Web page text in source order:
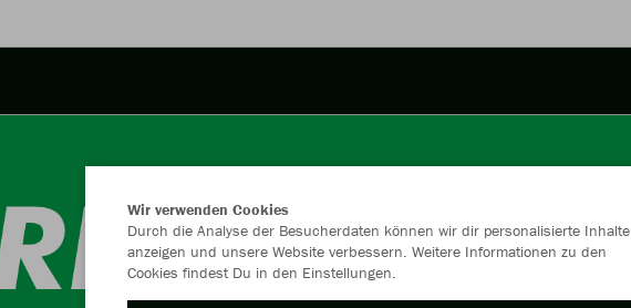
Wir verwenden Cookies
Durch die Analyse der Besucherdaten können wir dir personalisierte Inhalte
anzeigen und unsere Website verbessern. Weitere Informationen zu den
Cookies findest Du in den Einstellungen.